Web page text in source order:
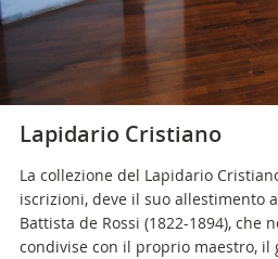
Lapidario Cristiano
La collezione del Lapidario
iscrizioni, deve il suo allestimento
Battista de Rossi (1822-1894), che
condivise con il proprio maestro, il